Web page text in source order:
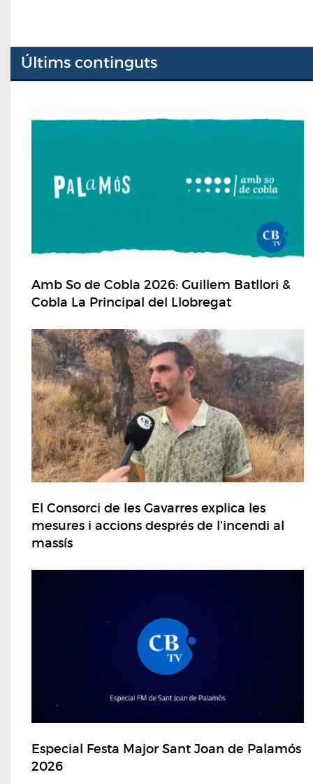
Últims continguts
Amb So de Cobla 2026: Guillem Batllori &
Cobla La Principal del Llobregat
El Consorci de les Gavarres explica les
mesures i accions després de l'incendi al
massís
Especial Festa Major Sant Joan de Palamós
2026